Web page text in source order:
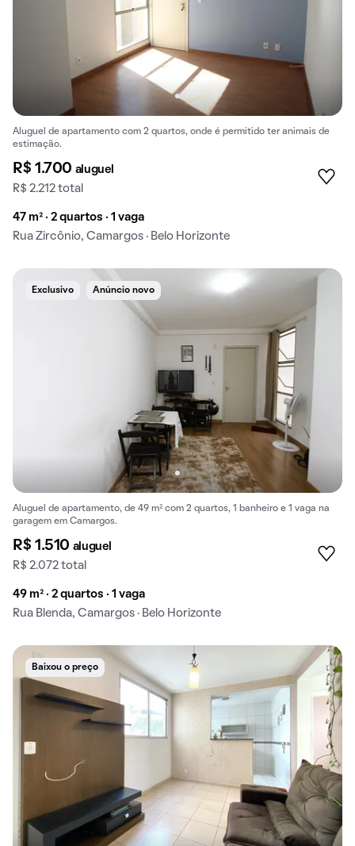
Aluguel de apartamento com 2 quartos, onde é permitido ter animais de
estimação.
R$ 1.700 aluguel
R$ 2.212 total
47 m² · 2 quartos · 1 vaga
Rua Zircônio, Camargos · Belo Horizonte
Exclusivo Anúncio novo
Aluguel de apartamento, de 49 m² com 2 quartos, 1 banheiro e 1 vaga na
garagem em Camargos.
R$ 1.510 aluguel
R$ 2.072 total
49 m² · 2 quartos · 1 vaga
Rua Blenda, Camargos · Belo Horizonte
Baixou o preço